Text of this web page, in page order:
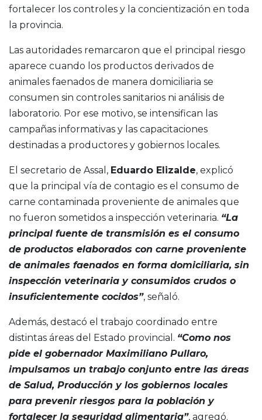
fortalecer los controles y la concientización en toda
la provincia.
Las autoridades remarcaron que el principal riesgo
aparece cuando los productos derivados de
animales faenados de manera domiciliaria se
consumen sin controles sanitarios ni análisis de
laboratorio. Por ese motivo, se intensifican las
campañas informativas y las capacitaciones
destinadas a productores y gobiernos locales.
El secretario de Assal, Eduardo Elizalde, explicó
que la principal vía de contagio es el consumo de
carne contaminada proveniente de animales que
no fueron sometidos a inspección veterinaria. “La
principal fuente de transmisión es el consumo
de productos elaborados con carne proveniente
de animales faenados en forma domiciliaria, sin
inspección veterinaria y consumidos crudos o
insuficientemente cocidos”, señaló.
Además, destacó el trabajo coordinado entre
distintas áreas del Estado provincial. “Como nos
pide el gobernador Maximiliano Pullaro,
impulsamos un trabajo conjunto entre las áreas
de Salud, Producción y los gobiernos locales
para prevenir riesgos para la población y
fortalecer la seguridad alimentaria”, agregó.